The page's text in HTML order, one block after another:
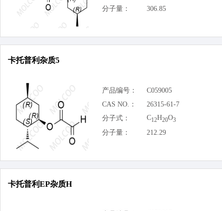
分子量：
306.85
卡托普利杂质5
产品编号：
C059005
CAS NO.：
26315-61-7
分子式：
C12H20O3
分子量： 212.29
卡托普利EP杂质H